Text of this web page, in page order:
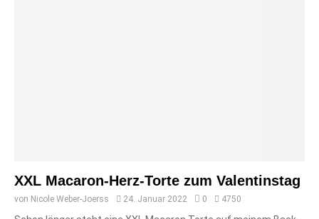
XXL Macaron-Herz-Torte zum Valentinstag
von Nicole Weber-Joerss 24. Januar 2022 0 4750